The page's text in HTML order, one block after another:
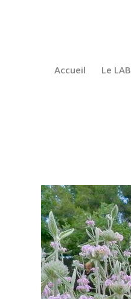
Accueil Le LAB